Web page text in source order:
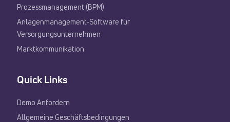
Prozessmanagement (BPM)
Anlagenmanagement-Software für
Versorgungsunternehmen
Marktkommunikation
Quick Links
Demo Anfordern
Allgemeine Geschäftsbedingungen